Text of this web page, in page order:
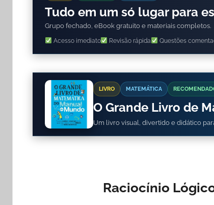
Tudo em um só lugar para
Grupo fechado, eBook gratuito e materiais completos.
Acesso imediato Revisão rápida Questões
LIVRO MATEMÁTICA
O Grande Livro de
Um livro visual, divertido e didático
Raciocínio